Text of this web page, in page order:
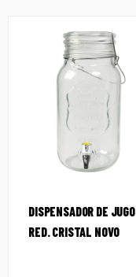
DISPENSADOR DE JUGO
RED. CRISTAL NOVO